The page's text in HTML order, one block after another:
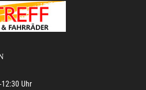
Uhr